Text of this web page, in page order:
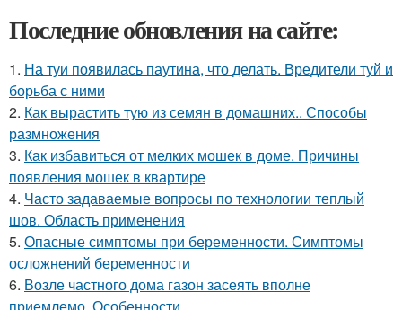
Последние обновления на сайте:
1. На туи появилась паутина, что делать. Вредители туй и
борьба с ними
2. Как вырастить тую из семян в домашних.. Способы
размножения
3. Как избавиться от мелких мошек в доме. Причины
появления мошек в квартире
4. Часто задаваемые вопросы по технологии теплый
шов. Область применения
5. Опасные симптомы при беременности. Симптомы
осложнений беременности
6. Возле частного дома газон засеять вполне